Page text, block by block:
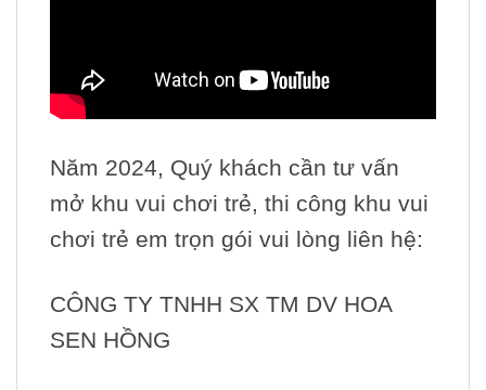
Năm 2024, Quý khách cần tư vấn
mở khu vui chơi trẻ, thi công khu vui
chơi trẻ em trọn gói vui lòng liên hệ:
CÔNG TY TNHH SX TM DV HOA
SEN HỒNG